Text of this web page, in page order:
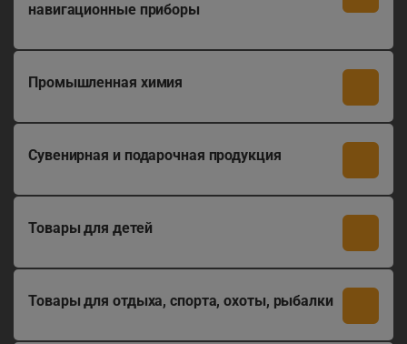
навигационные приборы
Промышленная химия
Сувенирная и подарочная продукция
Товары для детей
Товары для отдыха, спорта, охоты, рыбалки